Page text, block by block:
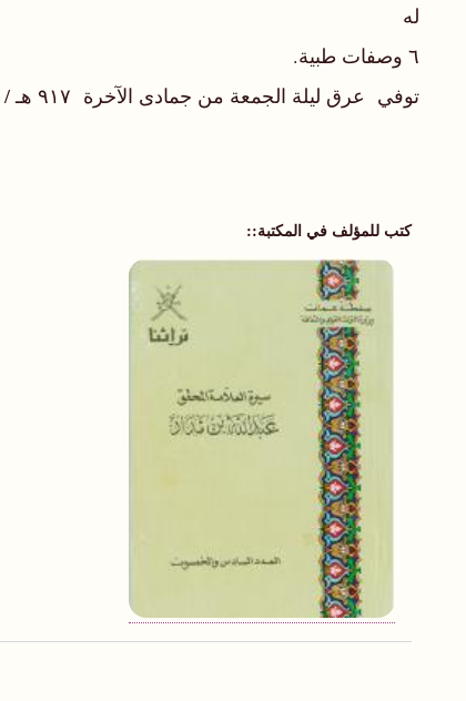
له
٦ وصفات طبية.
توفي عرق ليلة الجمعة من جمادى الآخرة ٩١٧ هـ / سبتمبر ١٥١١م ، و قبر عند مساجد العباد
كتب للمؤلف في المكتبة: